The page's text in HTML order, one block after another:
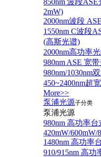
850nm 波段
2mW)
2000nm波段
1550nm C波段
(高斯光谱)
2000nm高功率
980nm ASE 宽
980nm/1030nm
450~2400nm超
More>>
泵浦光源子分类
泵浦光源
980nm 高功率
420mW/600mW/
1480nm 高功率
910/915nm 高功